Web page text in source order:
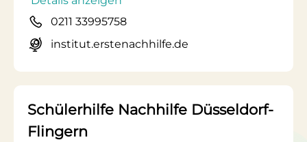
0211 33995758
institut.erstenachhilfe.de
Schülerhilfe Nachhilfe Düsseldorf-
Flingern